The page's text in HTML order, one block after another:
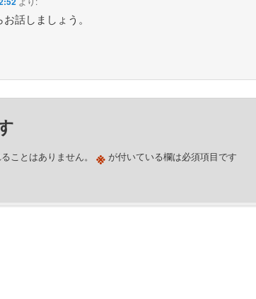
話しましょう。
ことはありません。 ※が付いている欄は必須項目です